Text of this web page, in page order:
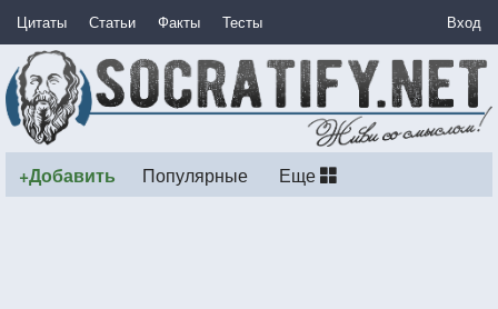
Цитаты Статьи Факты Тесты Вход
+Добавить Популярные Еще